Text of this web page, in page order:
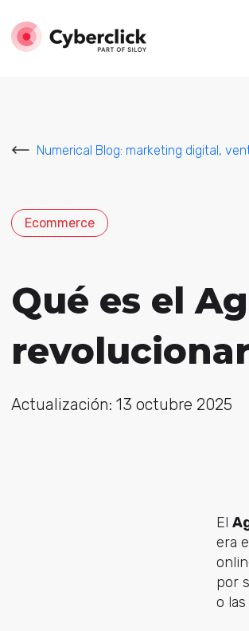
Numerical Blog: marketing digital,
Ecommerce
Qué es el
Actualización: 13 octubre 2025
El
era
por
o las